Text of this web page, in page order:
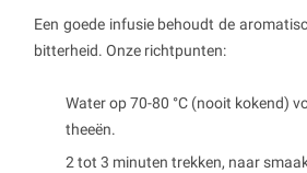
Een goede infusie behoudt de
bitterheid. Onze richtpunten:
Water op 70-80 °C (nooit kokend)
theeën.
2 tot 3 minuten trekken, naar